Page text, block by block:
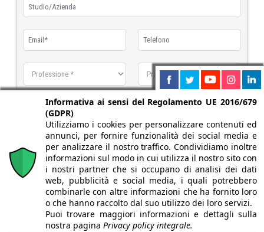
Desidero scaricare la scheda
tecnica
Informativa ai sensi del Regolamento UE 2016/679
(GDPR)
Utilizziamo i cookies per personalizzare contenuti ed
annunci, per fornire funzionalità dei social media e
per analizzare il nostro traffico. Condividiamo inoltre
informazioni sul modo in cui utilizza il nostro sito con
i nostri partner che si occupano di analisi dei dati
web, pubblicità e social media, i quali potrebbero
combinarle con altre informazioni che ha fornito loro
o che hanno raccolto dal suo utilizzo dei loro servizi.
Puoi trovare maggiori informazioni e dettagli sulla
nostra pagina Privacy policy integrale.